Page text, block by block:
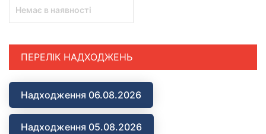
Немає в наявності
ПЕРЕЛІК НАДХОДЖЕНЬ
Надходження 06.08.2026
Надходження 05.08.2026